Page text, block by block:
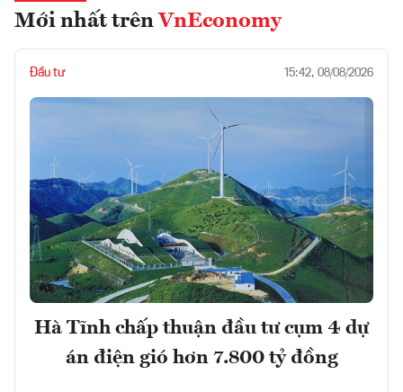
Mới nhất trên VnEconomy
Đầu tư 15:42, 08/08/2026
Hà Tĩnh chấp thuận đầu tư cụm 4 dự
án điện gió hơn 7.800 tỷ đồng